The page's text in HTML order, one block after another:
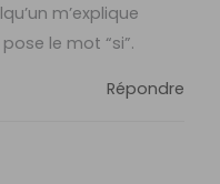
m’explique
le mot “si”.
Répondre